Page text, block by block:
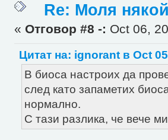
Re: Моля
« Отговор #8 -: Oct 06,
Цитат на: ignorant в Oct
В биоса настроих да
след като запаметих
нормално.
С тази разлика, че вече